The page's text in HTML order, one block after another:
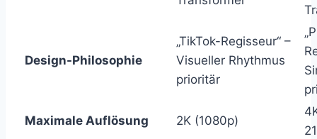
Design-Philosophie
„TikTok-Regisseur“ –
Visueller Rhythmus
prioritär
Maximale Auflösung 2K (1080p)